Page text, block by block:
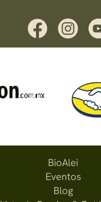
BioAlei
Eventos
Blog